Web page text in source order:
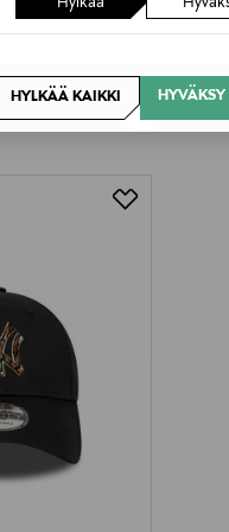
Hylkää
HYLKÄÄ KAIKKI